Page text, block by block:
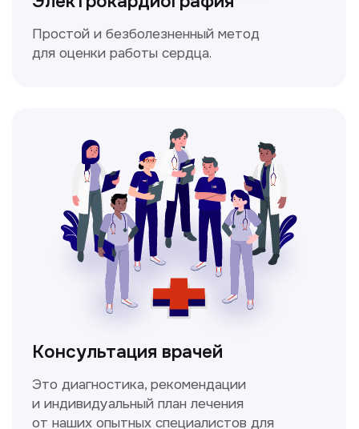
Мультиспиральная
компьютерная томография
Высокоточный метод диагностики,
позволяющий получить детальные
изображения внутренних органов и тканей.